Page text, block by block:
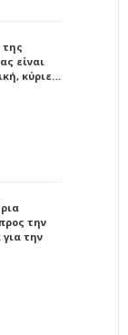
είναι
κύριε…
την
την